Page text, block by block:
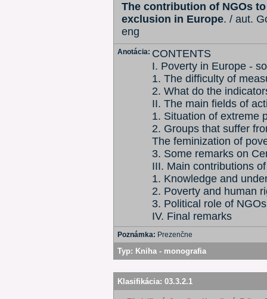
The contribution of NGOs
exclusion in Europe. / aut.
eng
Anotácia: CONTENTS
I. Poverty in Europe -
1. The difficulty of
2. What do the
II. The main fields of
1. Situation of extreme
2. Groups that suffer
The feminization of
3. Some remarks on
III. Main contributions
1. Knowledge and
2. Poverty and human
3. Political role of NGOs
IV. Final remarks
Poznámka: Prezenčne
Typ: Kniha - monografia
Klasifikácia: 03.3.2.1